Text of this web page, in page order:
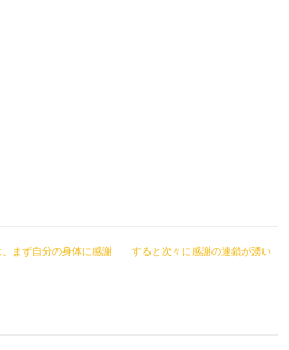
、まず自分の身体に感謝 すると次々に感謝の連鎖が湧い